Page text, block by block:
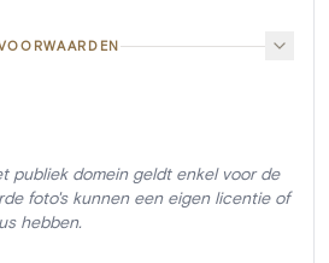
publiek domein geldt enkel voor de
foto's kunnen een eigen licentie of
hebben.